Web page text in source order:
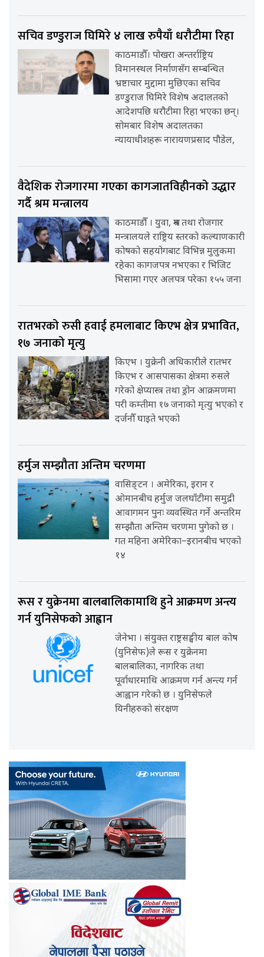
सचिव डण्डुराज घिमिरे ४ लाख रुपैयाँ धरौटीमा रिहा
काठमाडौँ। पोखरा अन्तर्राष्ट्रिय
विमानस्थल निर्माणसँग सम्बन्धित
भ्रष्टाचार मुद्दामा मुछिएका सचिव
डण्डुराज घिमिरे विशेष अदालतको
आदेशपछि धरौटीमा रिहा भएका छन्।
सोमबार विशेष अदालतका
न्यायाधीशहरू नारायणप्रसाद पौडेल,
वैदेशिक रोजगारमा गएका कागजातविहीनको उद्धार
गर्दै श्रम मन्त्रालय
काठमाडौँ । युवा, श्रम तथा रोजगार
मन्त्रालयले राष्ट्रिय स्तरको कल्याणकारी
कोषको सहयोगबाट विभिन्न मुलुकमा
रहेका कागजपत्र नभएका र भिजिट
भिसामा गएर अलपत्र परेका १५५ जना
रातभरको रुसी हवाई हमलाबाट किएभ क्षेत्र प्रभावित,
१७ जनाको मृत्यु
किएभ । युक्रेनी अधिकारीले रातभर
किएभ र आसपासका क्षेत्रमा रुसले
गरेको क्षेप्यास्त्र तथा ड्रोन आक्रमणमा
परी कम्तीमा १७ जनाको मृत्यु भएको र
दर्जनौँ घाइते भएको
हर्मुज सम्झौता अन्तिम चरणमा
वासिङ्टन । अमेरिका, इरान र
ओमानबीच हर्मुज जलघाँटीमा समुद्री
आवागमन पुनः व्यवस्थित गर्ने अन्तरिम
सम्झौता अन्तिम चरणमा पुगेको छ ।
गत महिना अमेरिका–इरानबीच भएको
१४
रूस र युक्रेनमा बालबालिकामाथि हुने आक्रमण अन्त्य
गर्न युनिसेफको आह्वान
जेनेभा । संयुक्त राष्ट्रसङ्घीय बाल कोष
(युनिसेफ)ले रूस र युक्रेनमा
बालबालिका, नागरिक तथा
पूर्वाधारमाथि आक्रमण गर्न अन्त्य गर्न
आह्वान गरेको छ । युनिसेफले
यिनीहरुको संरक्षण